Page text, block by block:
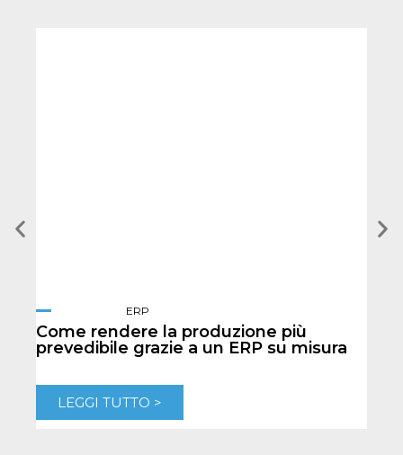
ERP
Come rendere la produzione più
prevedibile grazie a un ERP su misura
LEGGI TUTTO >